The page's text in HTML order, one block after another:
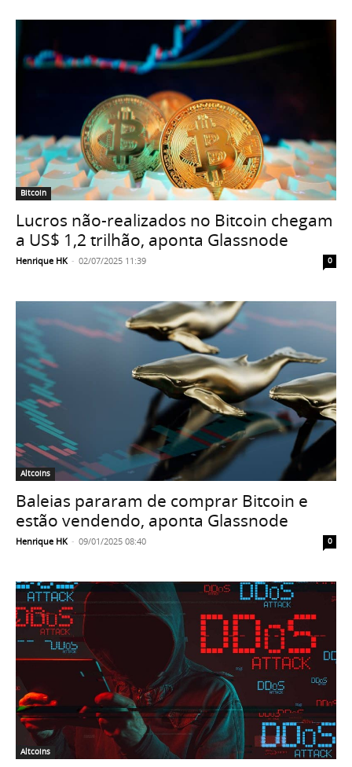
Bitcoin
Lucros não-realizados no Bitcoin chegam
a US$ 1,2 trilhão, aponta Glassnode
Henrique HK - 02/07/2025 11:39 0
Altcoins
Baleias pararam de comprar Bitcoin e
estão vendendo, aponta Glassnode
Henrique HK - 09/01/2025 08:40 0
Altcoins